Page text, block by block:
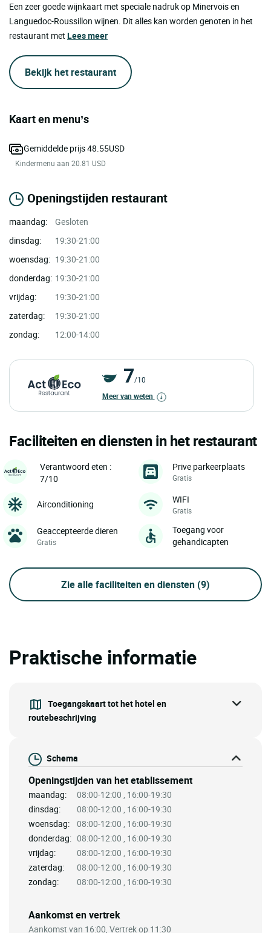
Een zeer goede wijnkaart met speciale nadruk op Minervois en
Languedoc-Roussillon wijnen. Dit alles kan worden genoten in het
restaurant met Lees meer
Bekijk het restaurant
Kaart en menu’s
Gemiddelde prijs 48.55USD
Kindermenu aan 20.81 USD
Openingstijden restaurant
maandag:
Gesloten
dinsdag:
19:30-21:00
woensdag: 19:30-21:00
donderdag: 19:30-21:00
vrijdag:
19:30-21:00
zaterdag:
19:30-21:00
zondag:
12:00-14:00
7/10
Meer van weten
Faciliteiten en diensten in het restaurant
Verantwoord eten :
7/10
Prive parkeerplaats
Gratis
Airconditioning WIFI
Gratis
Geaccepteerde dieren
Gratis
Toegang voor
gehandicapten
Zie alle faciliteiten en diensten (9)
Praktische informatie
Toegangskaart tot het hotel en
routebeschrijving
Schema
Openingstijden van het etablissement
maandag:
08:00-12:00 , 16:00-19:30
dinsdag:
08:00-12:00 , 16:00-19:30
woensdag:
08:00-12:00 , 16:00-19:30
donderdag: 08:00-12:00 , 16:00-19:30
vrijdag:
08:00-12:00 , 16:00-19:30
zaterdag:
08:00-12:00 , 16:00-19:30
zondag:
08:00-12:00 , 16:00-19:30
Aankomst en vertrek
Aankomst van 16:00, Vertrek op 11:30